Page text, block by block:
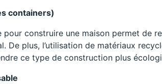
containers)
pour construire une maison permet de
De plus, l’utilisation de matériaux
ce type de construction plus